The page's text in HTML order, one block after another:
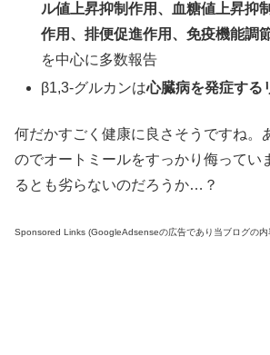
ル値上昇抑制作用、血糖値上昇抑
作用、排便促進作用、免疫機能調
を中心に多数報告
β1,3-グルカンは心臓病を発症する
何だかすごく健康に良さそうですね。
のでオートミールをすっかり侮ってい
るとも劣らないのだろうか…？
Sponsored Links (GoogleAdsenseの広告であり当ブログの内